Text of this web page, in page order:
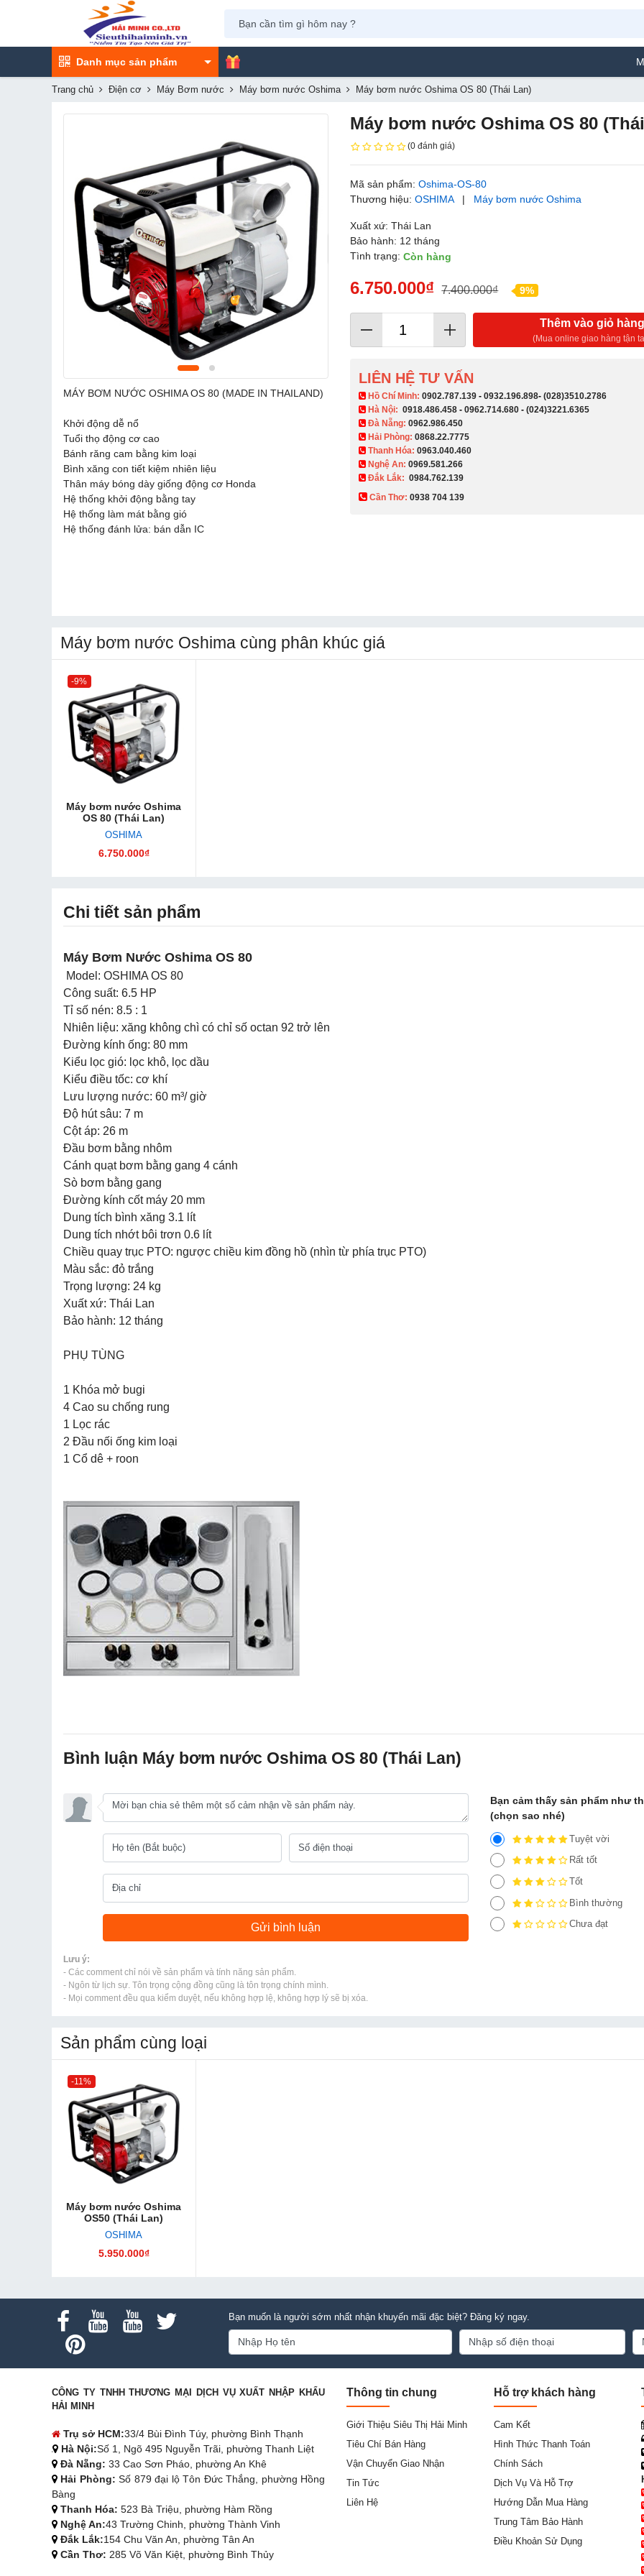
Danh mục sản phẩm Máy
Trang chủ Điện cơ Máy Bơm nước Máy bơm nước Oshima Máy bơm nước Oshima OS 80 (Thái Lan)
MÁY BƠM NƯỚC OSHIMA OS 80 (MADE IN THAILAND)
Khởi động dễ nổ
Tuổi thọ động cơ cao
Bánh răng cam bằng kim loại
Bình xăng con tiết kiệm nhiên liệu
Thân máy bóng dày giống động cơ Honda
Hệ thống khởi động bằng tay
Hệ thống làm mát bằng gió
Hệ thống đánh lửa: bán dẫn IC
Máy bơm nước Oshima OS 80
(0 đánh giá)
Mã sản phẩm:Oshima-OS-80
Thương hiệu:OSHIMA| Máy bơm nước Oshima
Xuất xứ: Thái Lan
Bảo hành: 12 tháng
Tình trạng:Còn hàng
6.750.000₫ 7.400.000₫ 9%
Thêm vào giỏ hàng
(Mua online giao hàng tận
LIÊN HỆ TƯ VẤN
​ Hồ Chí Minh:0902.787.139 -0932.196.898-(028)3510.2786
Hà Nội:0918.486.458 -0962.714.680 -(024)3221.6365
Đà Nẵng:0962.986.450
Hải Phòng:0868.22.7775
Thanh Hóa:0963.040.460
Nghệ An:0969.581.266
Đắk Lắk: 0984.762.139
Cần Thơ:0938 704 139​
Máy bơm nước Oshima cùng phân khúc giá
-9%
Máy bơm nước Oshima
OS 80 (Thái Lan)
OSHIMA
6.750.000₫
Chi tiết sản phẩm
Máy Bơm Nước Oshima OS 80
Model: OSHIMA OS 80
Công suất: 6.5 HP
Tỉ số nén: 8.5 : 1
Nhiên liệu: xăng không chì có chỉ số octan 92 trở lên
Đường kính ống: 80 mm
Kiểu lọc gió: lọc khô, lọc dầu
Kiểu điều tốc: cơ khí
Lưu lượng nước: 60 m³/ giờ
Độ hút sâu: 7 m
Cột áp: 26 m
Đầu bơm bằng nhôm
Cánh quạt bơm bằng gang 4 cánh
Sò bơm bằng gang
Đường kính cốt máy 20 mm
Dung tích bình xăng 3.1 lít
Dung tích nhớt bôi trơn 0.6 lít
Chiều quay trục PTO: ngược chiều kim đồng hồ (nhìn từ phía trục PTO)
Màu sắc: đỏ trắng
Trọng lượng: 24 kg
Xuất xứ: Thái Lan
Bảo hành: 12 tháng
PHỤ TÙNG
1 Khóa mở bugi
4 Cao su chống rung
1 Lọc rác
2 Đầu nối ống kim loại
1 Cổ dê + roon
Bình luận Máy bơm nước Oshima OS 80 (Thái Lan)
Bạn cảm thấy sản phẩm như
(chọn sao nhé)
Tuyệt vời
Rất tốt
Tốt
Bình thường
Chưa đạt
Lưu ý:
- Các comment chỉ nói về sản phẩm và tính năng sản phẩm.
- Ngôn từ lịch sự. Tôn trọng cộng đồng cũng là tôn trọng chính mình.
- Mọi comment đều qua kiểm duyệt, nếu không hợp lệ, không hợp lý sẽ bị xóa.
Sản phẩm cùng loại
-11%
Máy bơm nước Oshima
OS50 (Thái Lan)
OSHIMA
5.950.000₫
Bạn muốn là người sớm nhất nhận khuyến mãi đặc biệt? Đăng ký ngay.
CÔNG TY TNHH THƯƠNG MẠI DỊCH VỤ XUẤT NHẬP KHẨU
HẢI MINH
Trụ sở HCM:33/4 Bùi Đình Túy, phường Bình Thạnh
Hà Nội:Số 1, Ngõ 495 Nguyễn Trãi, phường Thanh Liệt
Đà Nẵng: 33 Cao Sơn Pháo, phường An Khê
Hải Phòng: Số 879 đại lộ Tôn Đức Thắng, phường Hồng
Bàng
Thanh Hóa: 523 Bà Triệu, phường Hàm Rồng
Nghệ An:43 Trường Chinh, phường Thành Vinh
Đắk Lắk:154 Chu Văn An, phường Tân An
Cần Thơ: 285 Võ Văn Kiệt, phường Bình Thủy
Thông tin chung
Giới Thiệu Siêu Thị Hải Minh
Tiêu Chí Bán Hàng
Vận Chuyển Giao Nhận
Tin Tức
Liên Hệ
Hỗ trợ khách hàng
Cam Kết
Hình Thức Thanh Toán
Chính Sách
Dịch Vụ Và Hỗ Trợ
Hướng Dẫn Mua Hàng
Trung Tâm Bảo Hành
Điều Khoản Sử Dụng